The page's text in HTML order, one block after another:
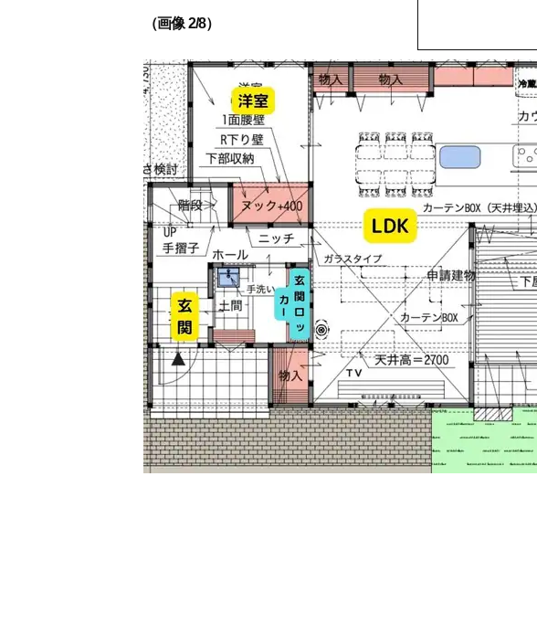
（画像 2/8）